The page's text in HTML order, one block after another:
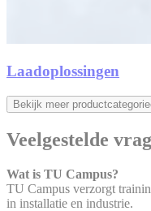
Laadoplossingen
Bekijk meer
Veelgestelde
Wat is TU Campus?
TU Campus verzorgt
in installatie en industrie.